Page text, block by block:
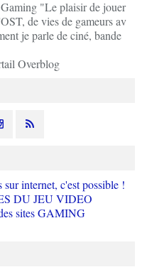
"Le plaisir de jouer
de vies de gameurs av
je parle de ciné, bande
Overblog
internet, c'est possible !
DU JEU VIDEO
sites GAMING